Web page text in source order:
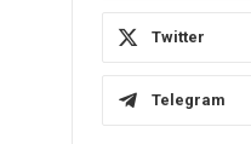
Twitter
Telegram